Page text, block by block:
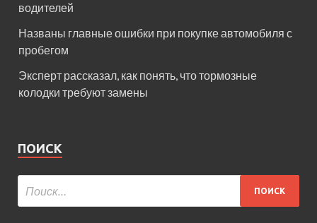
водителей
Названы главные ошибки при покупке автомобиля с
пробегом
Эксперт рассказал, как понять, что тормозные
колодки требуют замены
ПОИСК